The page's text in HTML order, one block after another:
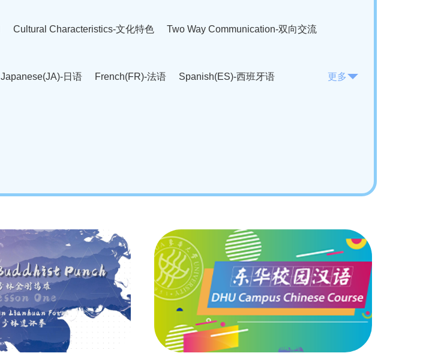
Cultural Characteristics-文化特色 Two Way Communication-双向交流
Japanese(JA)-日语 French(FR)-法语
Spanish(ES)-西班牙语
更多